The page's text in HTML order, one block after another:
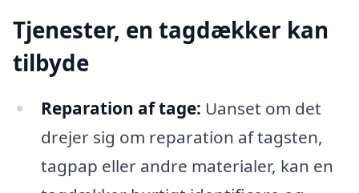
Tjenester, en tagdækker kan
tilbyde
Reparation af tage: Uanset om det
drejer sig om reparation af tagsten,
tagpap eller andre materialer, kan en